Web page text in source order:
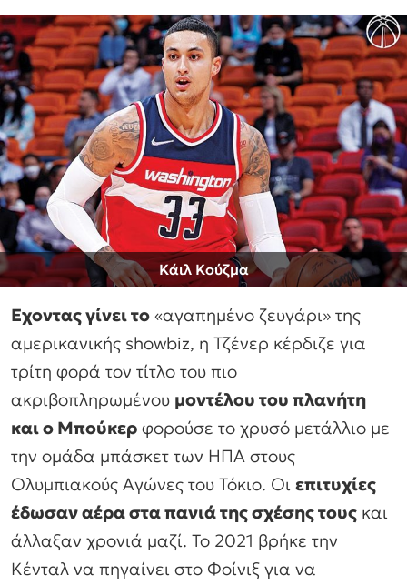
Κάιλ Κούζμα
Εχοντας γίνει το «αγαπημένο ζευγάρι» της
αμερικανικής showbiz, η Τζένερ κέρδιζε για
τρίτη φορά τον τίτλο του πιο
ακριβοπληρωμένου μοντέλου του πλανήτη
και ο Μπούκερ φορούσε το χρυσό μετάλλιο με
την ομάδα μπάσκετ των ΗΠΑ στους
Ολυμπιακούς Αγώνες του Τόκιο. Οι επιτυχίες
έδωσαν αέρα στα πανιά της σχέσης τους και
άλλαξαν χρονιά μαζί. Το 2021 βρήκε την
Κένταλ να πηγαίνει στο Φοίνιξ για να